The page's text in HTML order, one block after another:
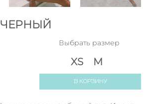
Выбрать размер
XS M
В КОРЗИНУ